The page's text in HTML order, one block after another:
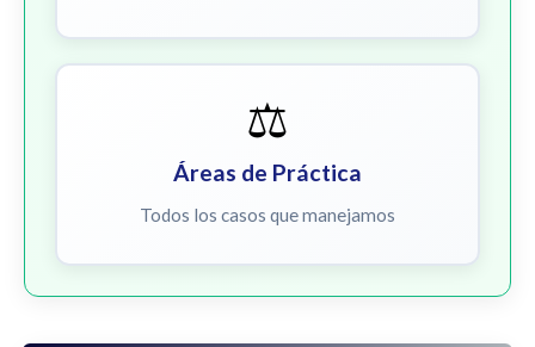
⚖️
Áreas de Práctica
Todos los casos que manejamos